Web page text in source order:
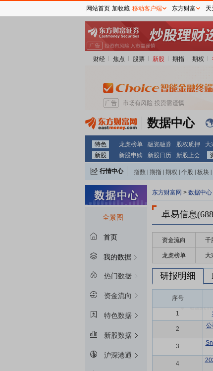
财经 焦点 股票 新股 期指 期权
数据中心
特色 龙虎榜单 融资融券 股权质押 大
新股
新股申购 新股日历 新股上会
行情中心 指数 期指 期权 个股 板块
全景图
首页
我的数据
热门数据
资金流向
特色数据
新股数据
沪深港通
东方财富网 > 数据中心
卓易信息
资金流向 千
龙虎榜单 大
研报明细
序号
1
2
公
3
4
网站首页 加收藏 移动客户端 东方财富 天